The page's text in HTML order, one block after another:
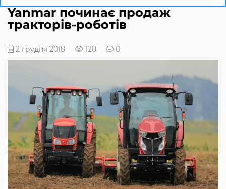
Yanmar починає продаж
тракторів-роботів
2 грудня 2018 128 0